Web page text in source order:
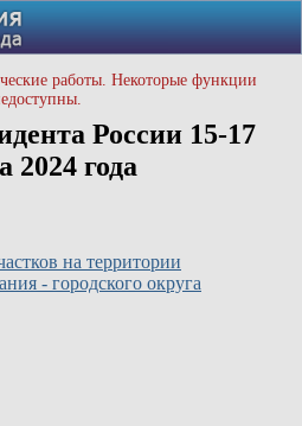
работы. Некоторые функции
России 15-17
2024 года
на территории
- городского округа